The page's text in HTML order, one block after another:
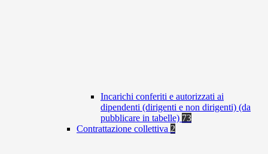
Incarichi conferiti e autorizzati ai
dipendenti (dirigenti e non dirigenti) (da
pubblicare in tabelle) 73
Contrattazione collettiva 2